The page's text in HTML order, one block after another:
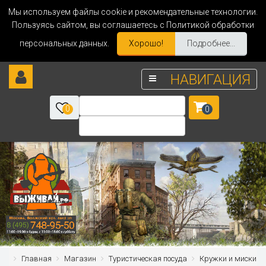
Мы используем файлы cookie и рекомендательные технологии.
Пользуясь сайтом, вы соглашаетесь с Политикой обработки
персональных данных.
Хорошо! Подробнее...
НАВИГАЦИЯ
0 0
Главная Магазин Туристическая посуда Кружки и миски